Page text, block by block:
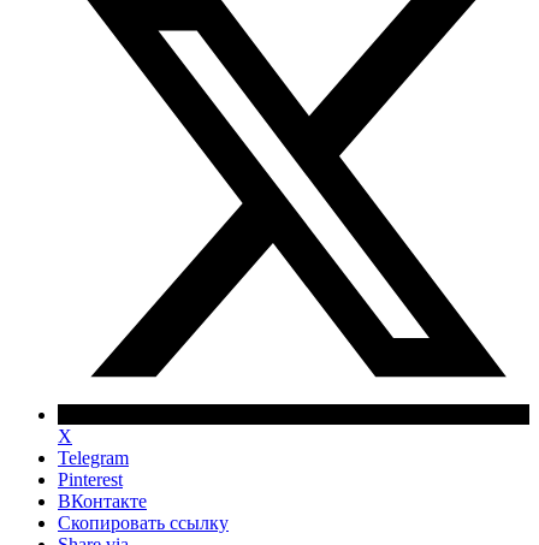
X
Telegram
Pinterest
ВКонтакте
Скопировать ссылку